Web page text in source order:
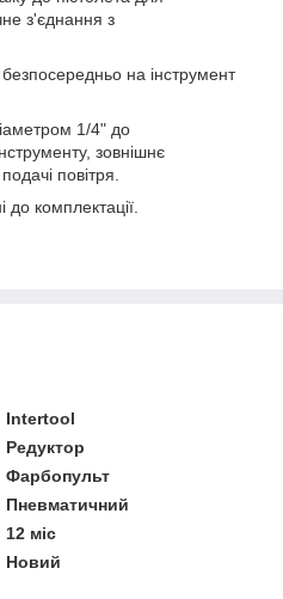
з'єднання з
на інструмент
1/4" до
зовнішнє
повітря.
комплектації.
Intertool
Редуктор
Фарбопульт
Пневматичний
12 міс
Новий